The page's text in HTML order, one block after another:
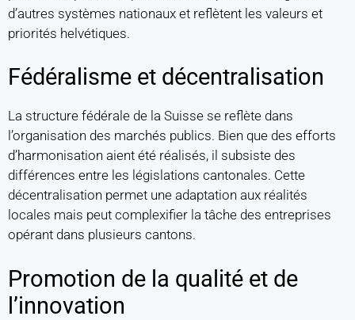
d’autres systèmes nationaux et reflètent les valeurs et
priorités helvétiques.
Fédéralisme et décentralisation
La structure fédérale de la Suisse se reflète dans
l’organisation des marchés publics. Bien que des efforts
d’harmonisation aient été réalisés, il subsiste des
différences entre les législations cantonales. Cette
décentralisation permet une adaptation aux réalités
locales mais peut complexifier la tâche des entreprises
opérant dans plusieurs cantons.
Promotion de la qualité et de
l’innovation